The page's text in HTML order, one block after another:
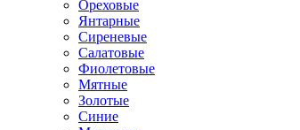
Ореховые
Янтарные
Сиреневые
Салатовые
Фиолетовые
Мятные
Золотые
Синие